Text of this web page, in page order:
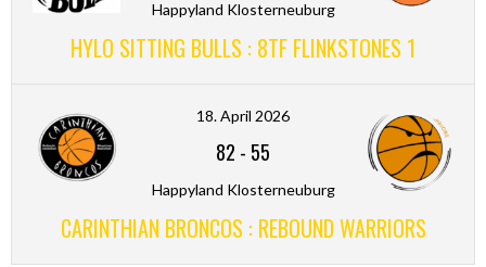
Happyland Klosterneuburg
HYLO SITTING BULLS : 8TF FLINKSTONES 1
18. April 2026
82 - 55
Happyland Klosterneuburg
CARINTHIAN BRONCOS : REBOUND WARRIORS